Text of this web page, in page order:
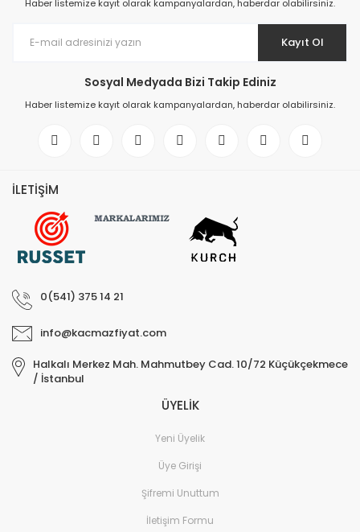
Haber listemize kayıt olarak kampanyalardan, haberdar olabilirsiniz.
Kayıt Ol
Sosyal Medyada Bizi Takip Ediniz
Haber listemize kayıt olarak kampanyalardan, haberdar olabilirsiniz.
İLETİŞİM
0(541) 375 14 21
info@kacmazfiyat.com
Halkalı Merkez Mah. Mahmutbey Cad. 10/72 Küçükçekmece
/ İstanbul
ÜYELİK
Yeni Üyelik
Üye Girişi
Şifremi Unuttum
İletişim Formu